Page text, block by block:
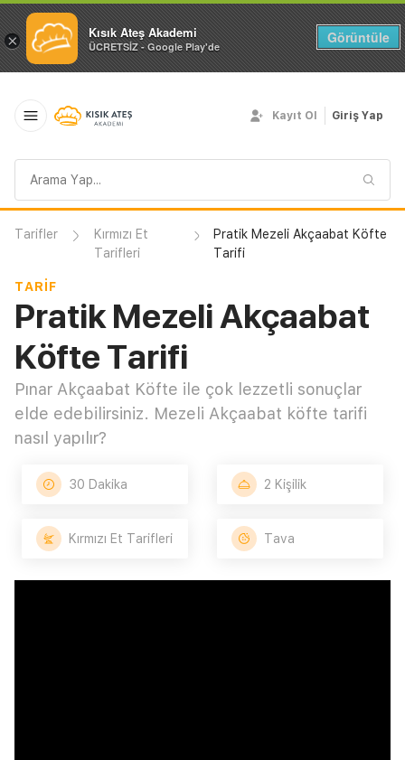
× Kısık Ateş Akademi
ÜCRETSİZ - Google Play'de
Görüntüle
sorgusu
Kayıt Ol Giriş Yap
Tarifler
Kırmızı Et
Tarifleri
Pratik Mezeli Akçaabat Köfte
Tarifi
TARIF
Pratik Mezeli Akçaabat
Köfte Tarifi
Pınar Akçaabat Köfte ile çok lezzetli sonuçlar
elde edebilirsiniz. Mezeli Akçaabat köfte tarifi
nasıl yapılır?
30 Dakika 2 Kişilik
Kırmızı Et Tarifleri Tava